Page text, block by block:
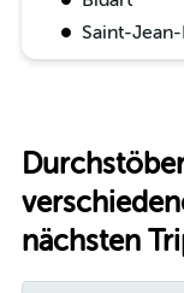
Saint-
nächsten